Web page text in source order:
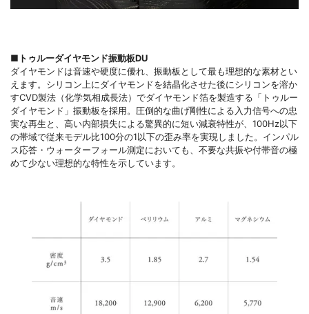
■トゥルーダイヤモンド振動板DU
ダイヤモンドは音速や硬度に優れ、振動板として最も理想的な素材とい
えます。シリコン上にダイヤモンドを結晶化させた後にシリコンを溶か
すCVD製法（化学気相成長法）でダイヤモンド箔を製造する「トゥルー
ダイヤモンド」振動板を採用。圧倒的な曲げ剛性による入力信号への忠
実な再生と、高い内部損失による驚異的に短い減衰特性が、100Hz以下
の帯域で従来モデル比100分の1以下の歪み率を実現しました。インパル
ス応答・ウォーターフォール測定においても、不要な共振や付帯音の極
めて少ない理想的な特性を示しています。